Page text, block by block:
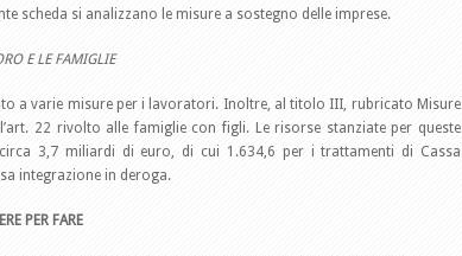
scheda si analizzano le misure a sostegno delle imprese.
E LE FAMIGLIE
a varie misure per i lavoratori. Inoltre, al titolo III, rubricato Misure
22 rivolto alle famiglie con figli. Le risorse stanziate per queste
3,7 miliardi di euro, di cui 1.634,6 per i trattamenti di Cassa
integrazione in deroga.
PER FARE